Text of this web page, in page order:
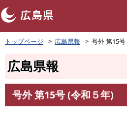
ペ
ー
頭
す
トップページ 広島県報 号外 第15
広島県報
文
号外 第15号 (令和５年)